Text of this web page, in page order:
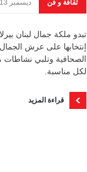
ثقافة و فن ديسمبر 13, 2025
تبدو ملكة جمال لبنان
إنتخابها على عرش
الصحافية وتلبي نشاطات
لكل مناسبة.
قراءة المزيد